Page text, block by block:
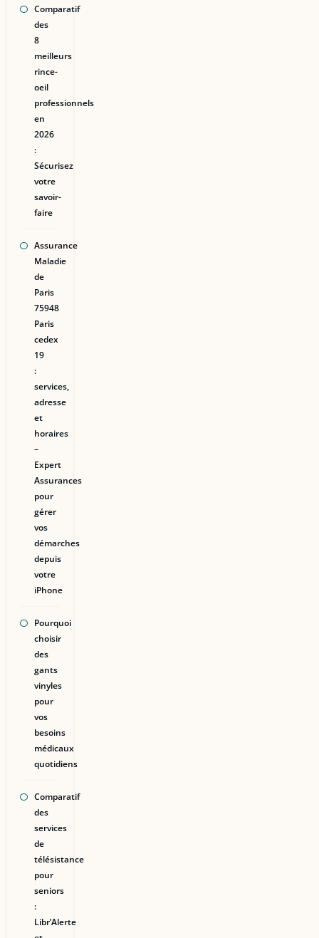
Comparatif
des
8
meilleurs
rince-
oeil
professionnels
en
2026
:
Sécurisez
votre
savoir-
faire
Assurance
Maladie
de
Paris
75948
Paris
cedex
19
:
services,
adresse
et
horaires
–
Expert
Assurances
pour
gérer
vos
démarches
depuis
votre
iPhone
Pourquoi
choisir
des
gants
vinyles
pour
vos
besoins
médicaux
quotidiens
Comparatif
des
services
de
télésistance
pour
seniors
:
Libr’Alerte